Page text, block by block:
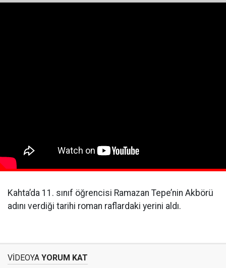
Kahta’da 11. sınıf öğrencisi Ramazan Tepe’nin Akbörü
adını verdiği tarihi roman raflardaki yerini aldı.
VİDEOYA YORUM KAT